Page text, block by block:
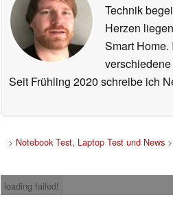
Technik
Herzen
Smart
Seit Frühling 2020 schreibe ich
> Notebook Test, Laptop Test und News>
loading failed!